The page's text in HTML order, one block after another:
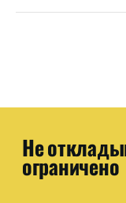
Не
ограничено